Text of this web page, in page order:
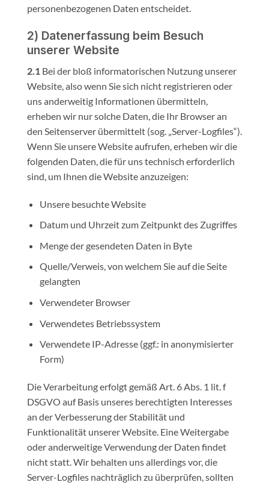
personenbezogenen Daten entscheidet.
2) Datenerfassung beim Besuch
unserer Website
2.1 Bei der bloß informatorischen Nutzung unserer
Website, also wenn Sie sich nicht registrieren oder
uns anderweitig Informationen übermitteln,
erheben wir nur solche Daten, die Ihr Browser an
den Seitenserver übermittelt (sog. „Server-Logfiles“).
Wenn Sie unsere Website aufrufen, erheben wir die
folgenden Daten, die für uns technisch erforderlich
sind, um Ihnen die Website anzuzeigen:
Unsere besuchte Website
Datum und Uhrzeit zum Zeitpunkt des Zugriffes
Menge der gesendeten Daten in Byte
Quelle/Verweis, von welchem Sie auf die Seite
gelangten
Verwendeter Browser
Verwendetes Betriebssystem
Verwendete IP-Adresse (ggf.: in anonymisierter
Form)
Die Verarbeitung erfolgt gemäß Art. 6 Abs. 1 lit. f
DSGVO auf Basis unseres berechtigten Interesses
an der Verbesserung der Stabilität und
Funktionalität unserer Website. Eine Weitergabe
oder anderweitige Verwendung der Daten findet
nicht statt. Wir behalten uns allerdings vor, die
Server-Logfiles nachträglich zu überprüfen, sollten